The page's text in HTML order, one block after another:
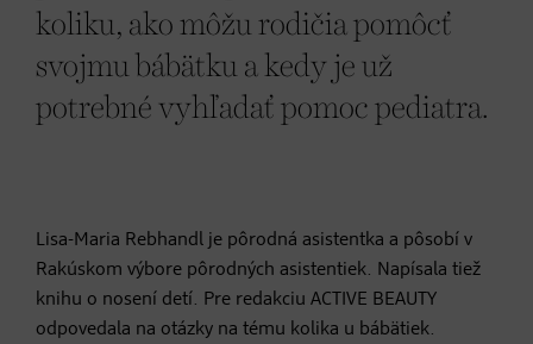
koliku, ako môžu rodičia pomôcť
svojmu bábätku a kedy je už
potrebné vyhľadať pomoc pediatra.
Lisa-Maria Rebhandl je pôrodná asistentka a pôsobí v
Rakúskom výbore pôrodných asistentiek. Napísala tiež
knihu o nosení detí. Pre redakciu ACTIVE BEAUTY
odpovedala na otázky na tému kolika u bábätiek.